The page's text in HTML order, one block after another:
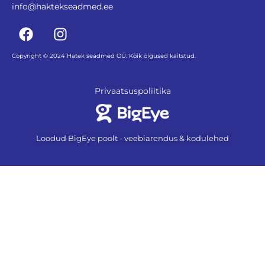
info@haktekseadmed.ee
Copyright © 2024 Hatek seadmed OÜ. Kõik õigused kaitstud.
Privaatsuspoliitika
Loodud BigEye poolt - veebiarendus & kodulehed